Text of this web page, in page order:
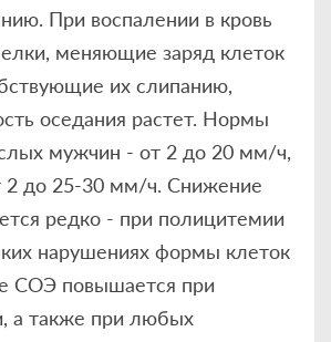
При воспалении в кровь
меняющие заряд клеток
их слипанию,
оседания растет. Нормы
мужчин - от 2 до 20 мм/ч,
до 25-30 мм/ч. Снижение
редко - при полицитемии
нарушениях формы клеток
СОЭ повышается при
а также при любых